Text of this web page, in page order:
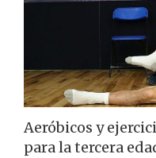
Aeróbicos y
para la tercera